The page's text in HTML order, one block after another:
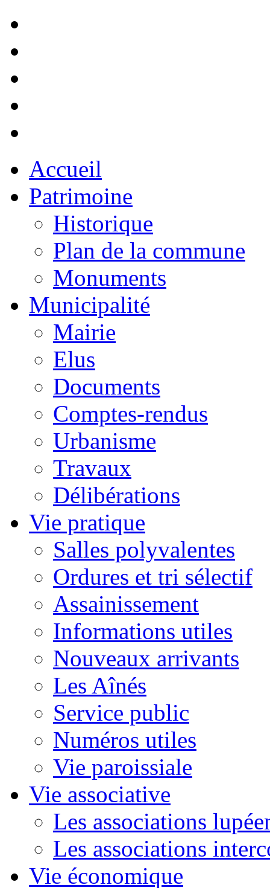
Accueil
Patrimoine
Historique
Plan de la commune
Monuments
Municipalité
Mairie
Elus
Documents
Comptes-rendus
Urbanisme
Travaux
Délibérations
Vie pratique
Salles polyvalentes
Ordures et tri sélectif
Assainissement
Informations utiles
Nouveaux arrivants
Les Aînés
Service public
Numéros utiles
Vie paroissiale
Vie associative
Les associations
Les associations
Vie économique